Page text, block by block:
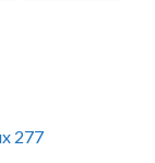
277